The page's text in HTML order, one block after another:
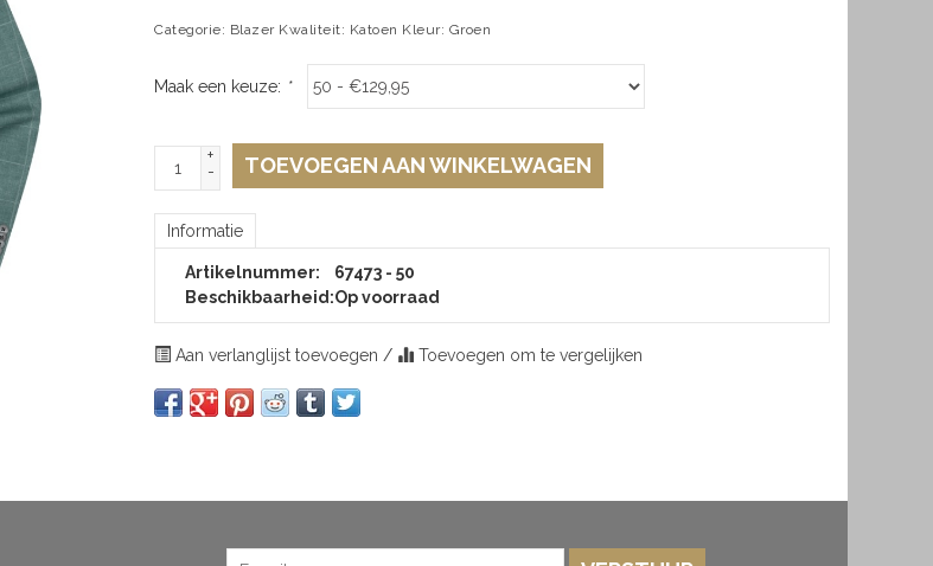
Categorie: Blazer Kwaliteit: Katoen Kleur: Groen
Maak een keuze: *
+
-
TOEVOEGEN AAN WINKELWAGEN
Informatie
Artikelnummer:
67473 - 50
Beschikbaarheid:Op voorraad
Aan verlanglijst toevoegen / Toevoegen om te vergelijken